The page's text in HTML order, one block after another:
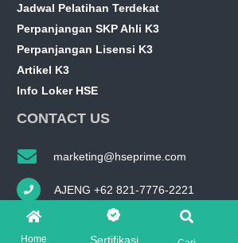
Jadwal Pelatihan Terdekat
Perpanjangan SKP Ahli K3
Perpanjangan Lisensi K3
Artikel K3
Info Loker HSE
CONTACT US
marketing@hseprime.com
AJENG +62 821-7776-2221
SASKIA +62 821-7776-5551
Home Sertifikasi